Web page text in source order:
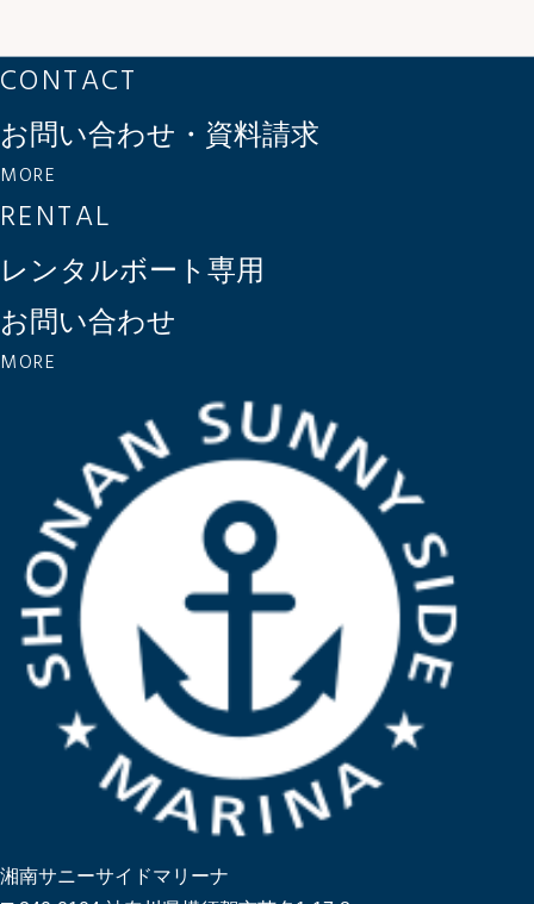
CONTACT
お問い合わせ・資料請求
MORE
RENTAL
レンタルボート専用
お問い合わせ
MORE
湘南サニーサイドマリーナ